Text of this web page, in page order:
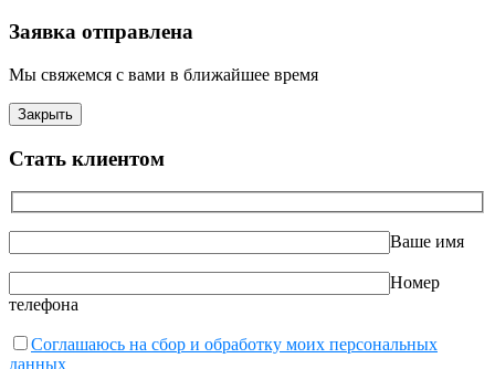
Заявка отправлена
Мы свяжемся с вами в ближайшее время
Закрыть
Стать клиентом
Ваше имя
Номер
телефона
Соглашаюсь на сбор и обработку моих персональных
данных